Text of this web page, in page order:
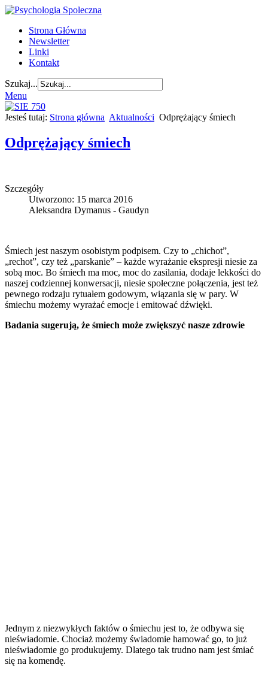
Strona Główna
Newsletter
Linki
Kontakt
Szukaj...
Menu
Jesteś tutaj: Strona główna Aktualności Odprężający śmiech
Odprężający śmiech
Szczegóły
Utworzono: 15 marca 2016
Aleksandra Dymanus - Gaudyn
Śmiech jest naszym osobistym podpisem. Czy to „chichot”,
„rechot”, czy też „parskanie” – każde wyrażanie ekspresji niesie za
sobą moc. Bo śmiech ma moc, moc do zasilania, dodaje lekkości do
naszej codziennej konwersacji, niesie społeczne połączenia, jest też
pewnego rodzaju rytuałem godowym, wiązania się w pary. W
śmiechu możemy wyrażać emocje i emitować dźwięki.
Badania sugerują, że śmiech może zwiększyć nasze zdrowie
Jednym z niezwykłych faktów o śmiechu jest to, że odbywa się
nieświadomie. Chociaż możemy świadomie hamować go, to już
nieświadomie go produkujemy. Dlatego tak trudno nam jest śmiać
się na komendę.